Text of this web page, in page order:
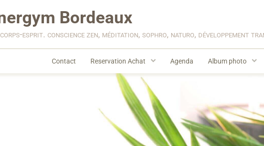
Bordeaux
esprit. conscience zen, méditation, sophro, naturo, développement
Contact Reservation Achat Agenda Album photo